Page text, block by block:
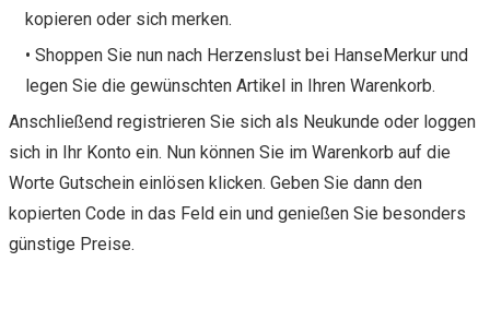
kopieren oder sich merken.
• Shoppen Sie nun nach Herzenslust bei HanseMerkur und
legen Sie die gewünschten Artikel in Ihren Warenkorb.
Anschließend registrieren Sie sich als Neukunde oder loggen
sich in Ihr Konto ein. Nun können Sie im Warenkorb auf die
Worte Gutschein einlösen klicken. Geben Sie dann den
kopierten Code in das Feld ein und genießen Sie besonders
günstige Preise.